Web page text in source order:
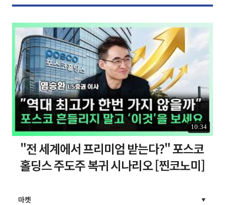
10:34
"전 세계에서 프리미엄 받는다?" 포스코
홀딩스 주도주 복귀 시나리오 [찐코노미]
마켓